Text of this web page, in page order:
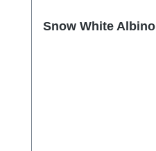
Snow White Albino